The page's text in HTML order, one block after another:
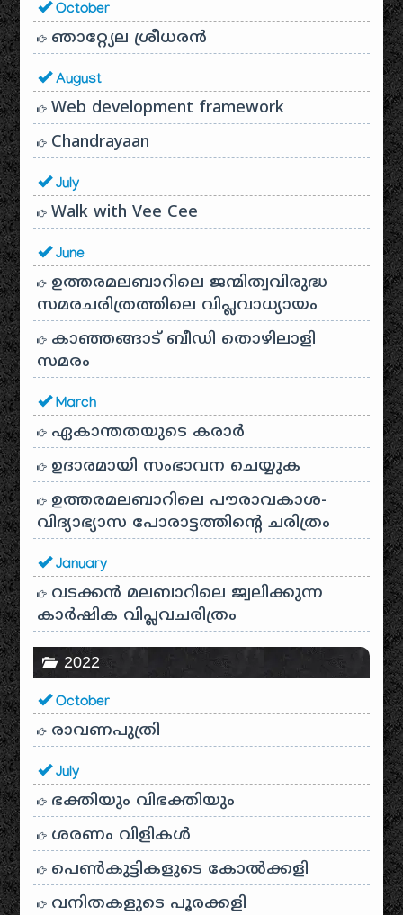
October
ഞാറ്റ്യേല ശ്രീധരൻ
August
Web development framework
Chandrayaan
July
Walk with Vee Cee
June
ഉത്തരമലബാറിലെ ജന്മിത്വവിരുദ്ധ
സമരചരിത്രത്തിലെ വിപ്ലവാധ്യായം
കാഞ്ഞങ്ങാട് ബീഡി തൊഴിലാളി
സമരം
March
ഏകാന്തതയുടെ കരാർ
ഉദാരമായി സംഭാവന ചെയ്യുക
ഉത്തരമലബാറിലെ പൗരാവകാശ-
വിദ്യാഭ്യാസ പോരാട്ടത്തിന്റെ ചരിത്രം
January
വടക്കൻ മലബാറിലെ ജ്വലിക്കുന്ന
കാർഷിക വിപ്ലവചരിത്രം
2022
October
രാവണപുത്രി
July
ഭക്തിയും വിഭക്തിയും
ശരണം വിളികൾ
പെൺകുട്ടികളുടെ കോൽക്കളി
വനിതകളുടെ പൂരക്കളി